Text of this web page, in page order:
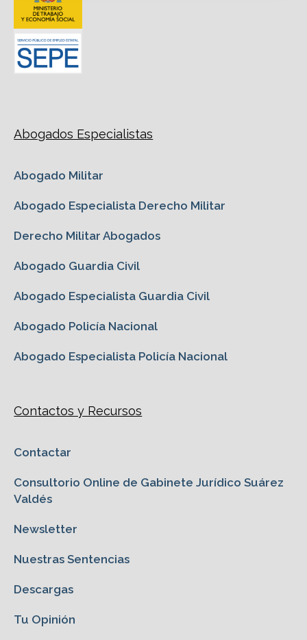
Abogados Especialistas
Abogado Militar
Abogado Especialista Derecho Militar
Derecho Militar Abogados
Abogado Guardia Civil
Abogado Especialista Guardia Civil
Abogado Policía Nacional
Abogado Especialista Policía Nacional
Contactos y Recursos
Contactar
Consultorio Online de Gabinete Jurídico Suárez
Valdés
Newsletter
Nuestras Sentencias
Descargas
Tu Opinión